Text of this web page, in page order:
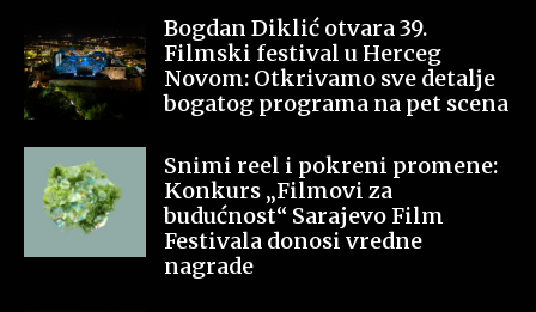
Bogdan Diklić otvara 39.
Filmski festival u Herceg
Novom: Otkrivamo sve detalje
bogatog programa na pet scena
Snimi reel i pokreni promene:
Konkurs „Filmovi za
budućnost“ Sarajevo Film
Festivala donosi vredne
nagrade